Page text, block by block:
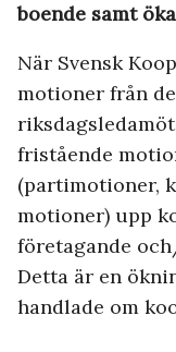
boende samt
När Svensk
motioner från
fristående
(partimotioner,
motioner) upp
företagande
Detta är en
handlade om